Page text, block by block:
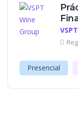
Presencial